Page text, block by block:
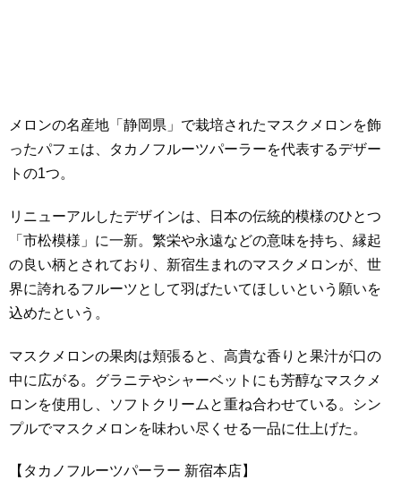
メロンの名産地「静岡県」で栽培されたマスクメロンを飾
ったパフェは、タカノフルーツパーラーを代表するデザー
トの1つ。
リニューアルしたデザインは、日本の伝統的模様のひとつ
「市松模様」に一新。繁栄や永遠などの意味を持ち、縁起
の良い柄とされており、新宿生まれのマスクメロンが、世
界に誇れるフルーツとして羽ばたいてほしいという願いを
込めたという。
マスクメロンの果肉は頬張ると、高貴な香りと果汁が口の
中に広がる。グラニテやシャーベットにも芳醇なマスクメ
ロンを使用し、ソフトクリームと重ね合わせている。シン
プルでマスクメロンを味わい尽くせる一品に仕上げた。
【タカノフルーツパーラー 新宿本店】